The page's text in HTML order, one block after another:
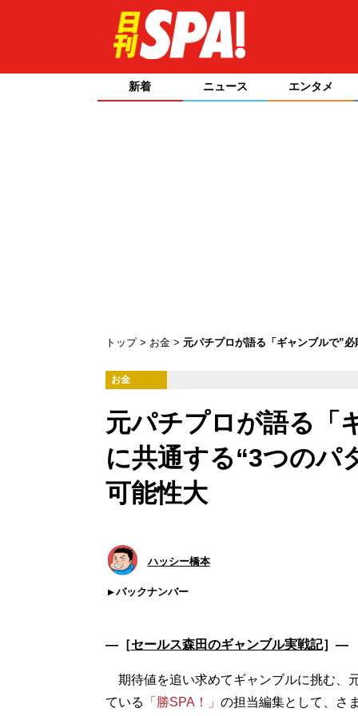
新着 ニュース エンタメ
トップ お金 元パチプロが語る「ギャンブルで”
お金
元パチプロが語る「
に共通する“3つのパ
可能性大
ハッシー橋本
バックナンバー
―［セールス森田のギャンブル実戦記］―
期待値を追い求めてギャンブルに挑む、
ている 「勝SPA！」 の担当編集として、さ